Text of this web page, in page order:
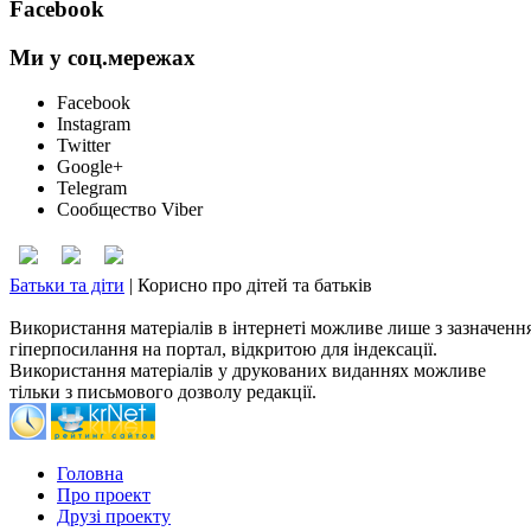
Facebook
Ми у соц.мережах
Facebook
Instagram
Twitter
Google+
Telegram
Сообщество Viber
Батьки та діти | Корисно про дітей та батьків
Використання матеріалів в інтернеті можливе лише з
гіперпосилання на портал, відкритою для індексації.
Використання матеріалів у друкованих виданнях можливе
тільки з письмового дозволу редакції.
Головна
Про проект
Друзі проекту